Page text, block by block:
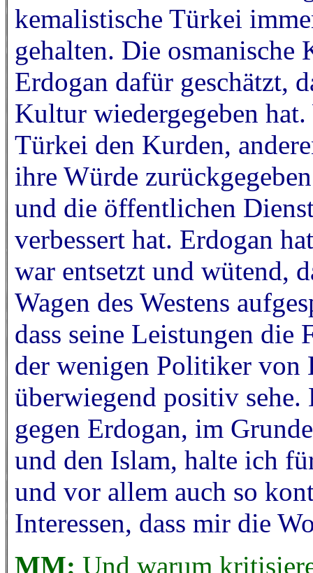
kemalistische Türkei
gehalten. Die
Erdogan dafür geschätzt,
Kultur wiedergegeben
Türkei den Kurden,
ihre Würde
und die öffentlichen
verbessert hat. Erdogan
war entsetzt und wütend,
Wagen des Westens
dass seine Leistungen die
der wenigen Politiker von
überwiegend positiv
gegen Erdogan, im
und den Islam, halte ich
und vor allem auch so
Interessen, dass mir die
MM: Und warum